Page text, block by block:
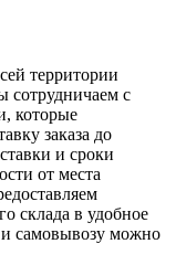
территории
сотрудничаем с
которые
заказа до
и сроки
от места
склада в удобное
и самовывозу можно